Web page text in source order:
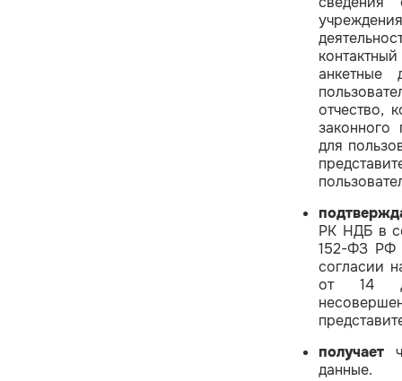
анкетные
отчество,
законного
для
РК НДБ в
152-ФЗ РФ
согласии
от 14
получает
данные.